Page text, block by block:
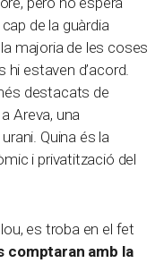
de la guàrdia
majoria de les coses
estaven d’acord.
destacats de
Areva, una
Quina és la
i privatització del
es troba en el fet
comptaran amb la